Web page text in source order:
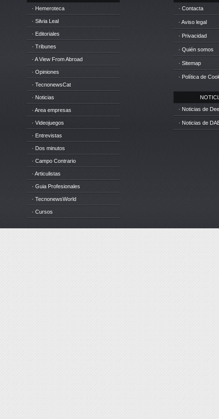
· Hemeroteca
· Silvia Leal
· Editoriales
· Tribunes
· A View From Abroad
· Opiniones
· TecnonewsCat
· Noticias
· Area empresas
· Videojuegos
· Entrevistas
· Dos minutos
· Campo Contrario
· Articulistas
· Guia Profesionales
· TecnonewsWorld
· Cursos
· Contacta
· Aviso legal
· Privacidad
· Quién somos
· Sitemap
· Política de
· Noticias de
· Noticias de